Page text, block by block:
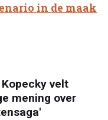
in de maak
velt
mening over